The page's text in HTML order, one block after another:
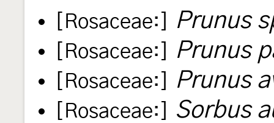
[Rosaceae:] Prunus
[Rosaceae:] Prunus
[Rosaceae:] Prunus
[Rosaceae:] Sorbus